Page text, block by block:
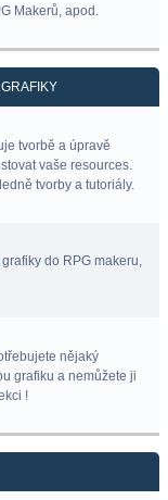
Makerů, apod.
tvorbě a úpravě
vaše resources.
tvorby a tutoriály.
do RPG makeru,
nějaký
grafiku a nemůžete ji
!